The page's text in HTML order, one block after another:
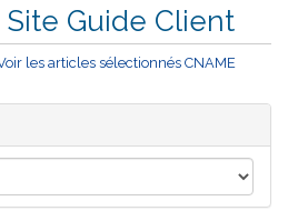
Guide Client
les articles sélectionnés CNAME